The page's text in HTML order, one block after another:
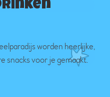
worden heerlijke,
snacks voor je gemaakt.